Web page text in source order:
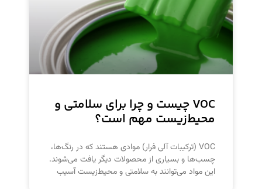
VOC چیست و چرا برای سلامتی و
محیط‌زیست مهم است؟
VOC (ترکیبات آلی فرار) موادی هستند که در رنگ‌ها،
چسب‌ها و بسیاری از محصولات دیگر یافت می‌شوند.
این مواد می‌توانند به سلامتی و محیط‌زیست آسیب